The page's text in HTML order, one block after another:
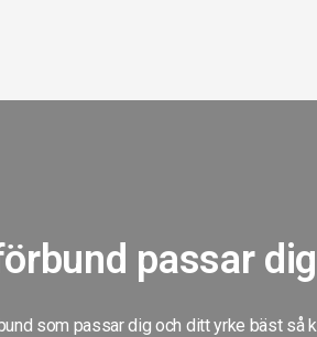
passar
som passar dig och ditt yrke bäst så